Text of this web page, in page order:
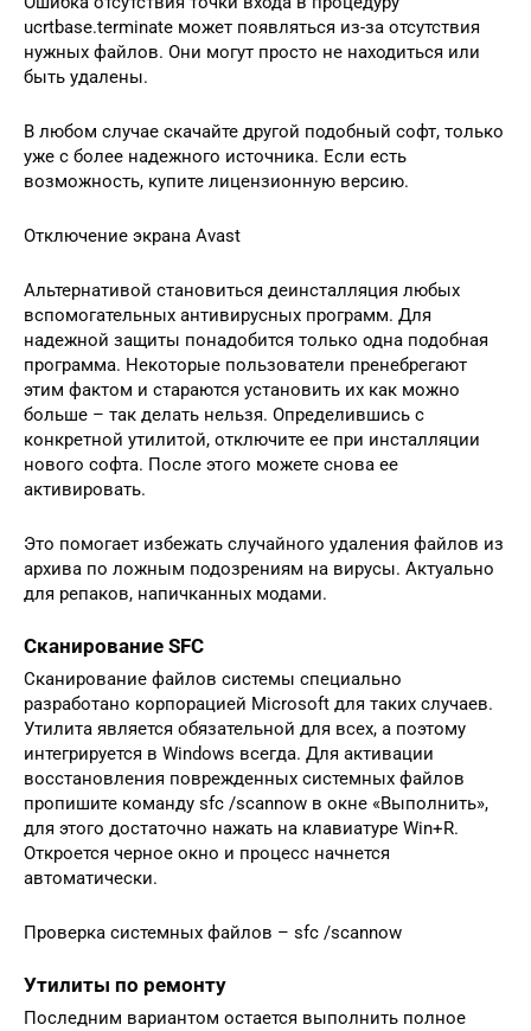
ucrtbase.terminate может появляться из-за отсутствия
нужных файлов. Они могут просто не находиться или
быть удалены.
В любом случае скачайте другой подобный софт, только
уже с более надежного источника. Если есть
возможность, купите лицензионную версию.
Отключение экрана Avast
Альтернативой становиться деинсталляция любых
вспомогательных антивирусных программ. Для
надежной защиты понадобится только одна подобная
программа. Некоторые пользователи пренебрегают
этим фактом и стараются установить их как можно
больше – так делать нельзя. Определившись с
конкретной утилитой, отключите ее при инсталляции
нового софта. После этого можете снова ее
активировать.
Это помогает избежать случайного удаления файлов из
архива по ложным подозрениям на вирусы. Актуально
для репаков, напичканных модами.
Сканирование SFC
Сканирование файлов системы специально
разработано корпорацией Microsoft для таких случаев.
Утилита является обязательной для всех, а поэтому
интегрируется в Windows всегда. Для активации
восстановления поврежденных системных файлов
пропишите команду sfc /scannow в окне «Выполнить»,
для этого достаточно нажать на клавиатуре Win+R.
Откроется черное окно и процесс начнется
автоматически.
Проверка системных файлов – sfc /scannow
Утилиты по ремонту
Последним вариантом остается выполнить полное